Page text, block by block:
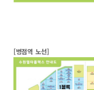
[병점역 노선]